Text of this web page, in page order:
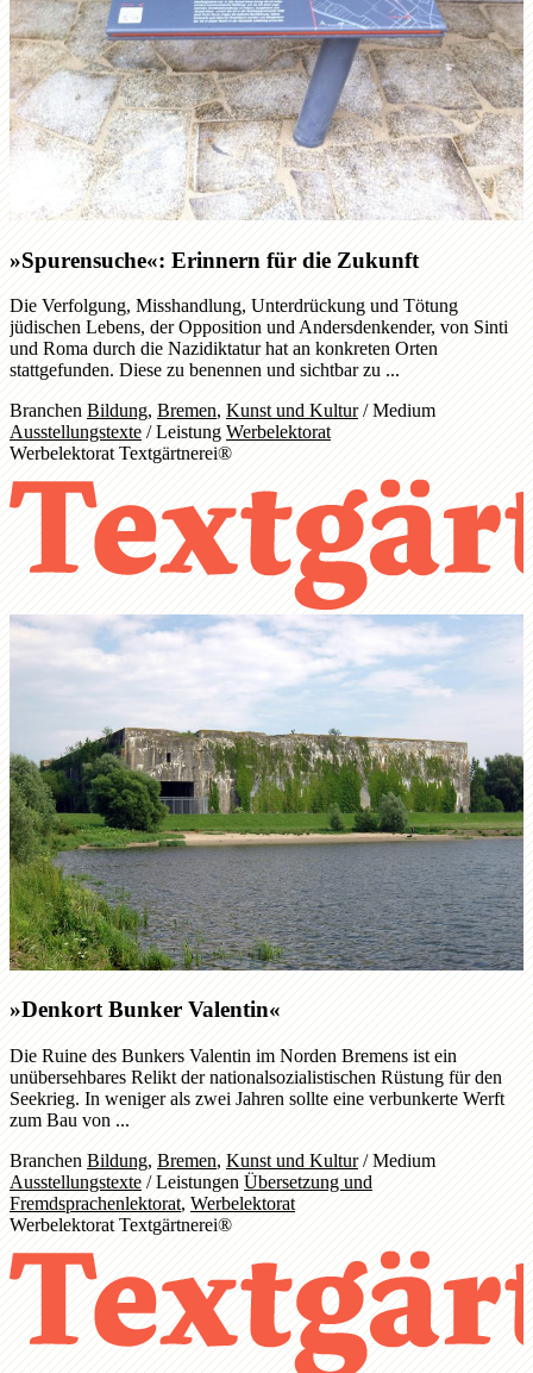
»Spurensuche«: Erinnern für die Zukunft
Die Verfolgung, Misshandlung, Unterdrückung und Tötung
jüdischen Lebens, der Opposition und Andersdenkender, von Sinti
und Roma durch die Nazidiktatur hat an konkreten Orten
stattgefunden. Diese zu benennen und sichtbar zu ...
BranchenBildung,Bremen,Kunst und Kultur/Medium
Ausstellungstexte/LeistungWerbelektorat
Werbelektorat Textgärtnerei®
»Denkort Bunker Valentin«
Die Ruine des Bunkers Valentin im Norden Bremens ist ein
unübersehbares Relikt der nationalsozialistischen Rüstung für den
Seekrieg. In weniger als zwei Jahren sollte eine verbunkerte Werft
zum Bau von ...
BranchenBildung,Bremen,Kunst und Kultur/Medium
Ausstellungstexte/LeistungenÜbersetzung und
Fremdsprachenlektorat,Werbelektorat
Werbelektorat Textgärtnerei®